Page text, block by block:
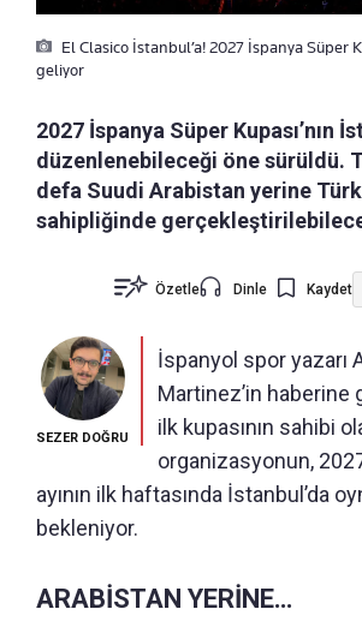
El Clasico İstanbul’a! 2027 İspanya Süper
geliyor
2027 İspanya Süper Kupası’nın
düzenlenebileceği öne sürüldü.
defa Suudi Arabistan yerine
sahipliğinde
Özetle Dinle Kaydet
SEZER DOĞRU
İspanyol spor yazarı
Martinez’in haberine
ilk kupasının sahibi
organizasyonun, 2027
ayının ilk haftasında İstanbul’da
bekleniyor.
ARABİSTAN YERİNE…